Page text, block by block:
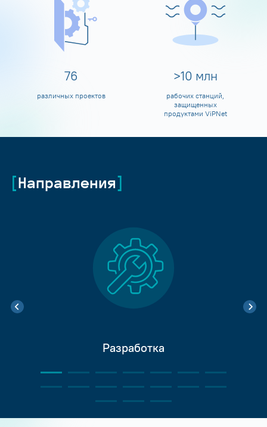
80
различных проектов
>10 млн
рабочих станций,
защищенных
продуктами ViPNet
Направления
Разработка